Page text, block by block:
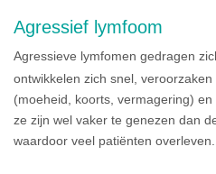
Agressief lymfoom
Agressieve lymfomen gedragen
ontwikkelen zich snel,
(moeheid, koorts, vermagering)
ze zijn wel vaker te genezen dan
waardoor veel patiënten overleven.